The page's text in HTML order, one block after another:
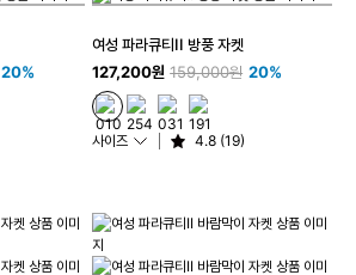
20%
여성 파라큐티II 방풍 자켓
127,200원 159,000원 20%
사이즈 4.8 (19)